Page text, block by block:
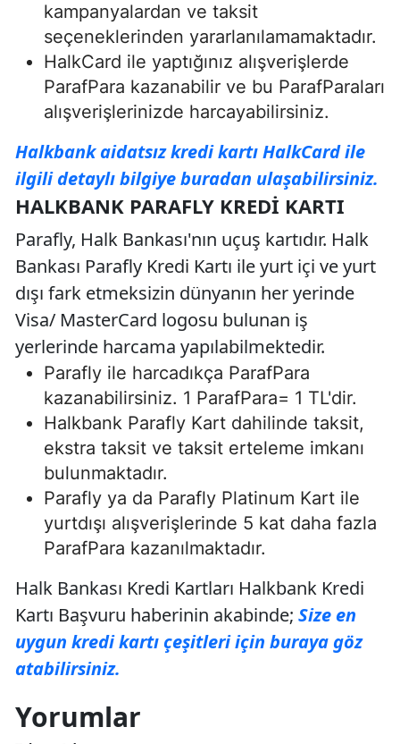
kampanyalardan ve taksit
seçeneklerinden yararlanılamamaktadır.
HalkCard ile yaptığınız alışverişlerde
ParafPara kazanabilir ve bu ParafParaları
alışverişlerinizde harcayabilirsiniz.
Halkbank aidatsız kredi kartı HalkCard ile
ilgili detaylı bilgiye buradan ulaşabilirsiniz.
HALKBANK PARAFLY KREDI KARTI
Parafly, Halk Bankası'nın uçuş kartıdır. Halk
Bankası Parafly Kredi Kartı ile yurt içi ve yurt
dışı fark etmeksizin dünyanın her yerinde
Visa/ MasterCard logosu bulunan iş
yerlerinde harcama yapılabilmektedir.
Parafly ile harcadıkça ParafPara
kazanabilirsiniz. 1 ParafPara= 1 TL'dir.
Halkbank Parafly Kart dahilinde taksit,
ekstra taksit ve taksit erteleme imkanı
bulunmaktadır.
Parafly ya da Parafly Platinum Kart ile
yurtdışı alışverişlerinde 5 kat daha fazla
ParafPara kazanılmaktadır.
Halk Bankası Kredi Kartları Halkbank Kredi
Kartı Başvuru haberinin akabinde; Size en
uygun kredi kartı çeşitleri için buraya göz
atabilirsiniz.
Yorumlar